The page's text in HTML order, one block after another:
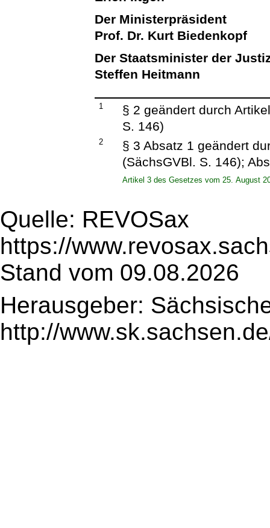
Der Ministerpräsident
Prof. Dr. Kurt Biedenkopf
Der Staatsminister der
Steffen Heitmann
1
§ 2 geändert durch
S. 146)
2
§ 3 Absatz 1 geändert
(SächsGVBl. S. 146);
Artikel 3 des Gesetzes vom 25. August
Quelle: REVOSax
https://
Stand vom 09.08.2026
Herausgeber:
http://